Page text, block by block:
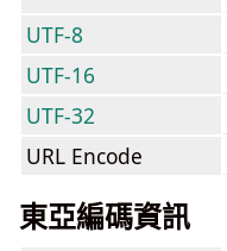
UTF-8
UTF-16
UTF-32
URL Encode
東亞編碼資訊